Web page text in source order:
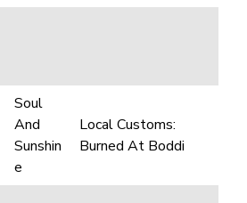
Soul
And
Sunshin
e
Local Customs:
Burned At Boddi